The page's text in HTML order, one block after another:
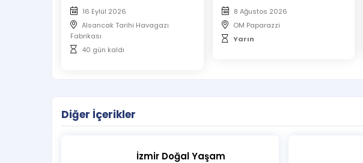
16 Eylül 2026
Alsancak Tarihi Havagazı
Fabrikası
40 gün kaldı
8 Ağustos 2026
OM Paparazzi
Yarın
Diğer İçerikler
İzmir Doğal Yaşam